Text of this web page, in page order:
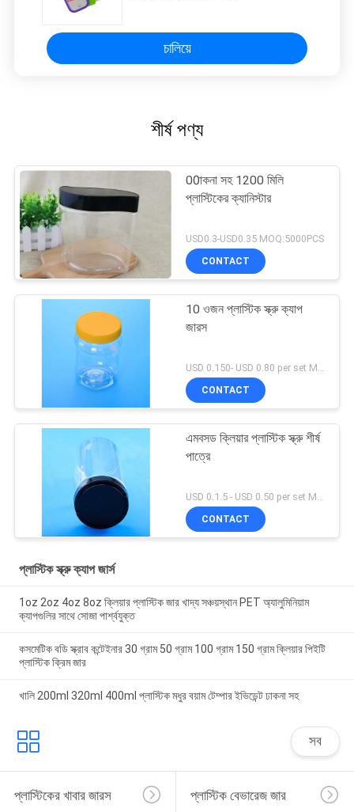
চালিয়ে
শীর্ষ পণ্য
00াকনা সহ 1200 মিলি
প্লাস্টিকের ক্যানিস্টার
USD0.3-USD0.35 MOQ:5000PCS
CONTACT
10 ওজন প্লাস্টিক স্ক্রু ক্যাপ
জারস
CONTACT
এমবসড ক্লিয়ার প্লাস্টিক স্ক্রু শীর্ষ
পাত্রে
CONTACT
প্লাস্টিক স্ক্রু ক্যাপ জার্স
1oz 2oz 4oz 8oz ক্লিয়ার প্লাস্টিক জার খাদ্য সঞ্চয়স্থান PET অ্যালুমিনিয়াম
ক্যাপগুলির সাথে সোজা পার্শ্বযুক্ত
কসমেটিক বডি স্ক্রাব কন্টেইনার 30 গ্রাম 50 গ্রাম 100 গ্রাম 150 গ্রাম ক্লিয়ার পিইটি
প্লাস্টিক ক্রিম জার
খালি 200ml 320ml 400ml প্লাস্টিক মধুর বয়াম টেম্পার ইভিডেন্ট ঢাকনা সহ
সব
প্লাস্টিকের খাবার জারস প্লাস্টিক বেভারেজ জার